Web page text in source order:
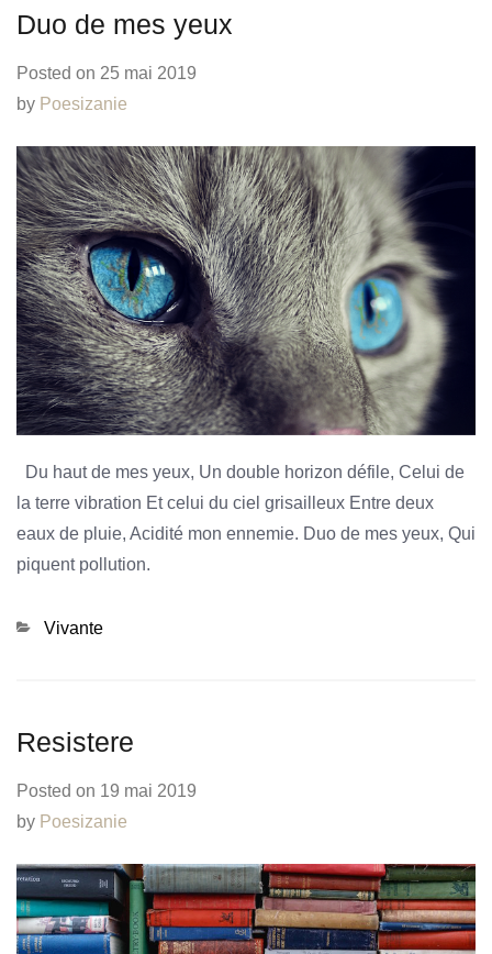
Duo de mes yeux
Posted on 25 mai 2019
by Poesizanie
Du haut de mes yeux, Un double horizon défile, Celui de
la terre vibration Et celui du ciel grisailleux Entre deux
eaux de pluie, Acidité mon ennemie. Duo de mes yeux, Qui
piquent pollution.
Categories
Vivante
Resistere
Posted on 19 mai 2019
by Poesizanie